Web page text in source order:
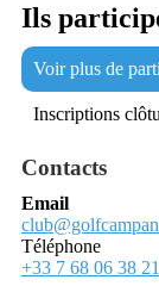
Ils
Voir plus de
Inscriptions
Contacts
Email
Téléphone
+33 7 68 06 38 21